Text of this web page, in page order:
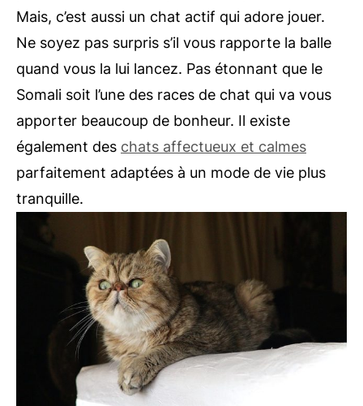
Mais, c’est aussi un chat actif qui adore jouer.
Ne soyez pas surpris s’il vous rapporte la balle
quand vous la lui lancez. Pas étonnant que le
Somali soit l’une des races de chat qui va vous
apporter beaucoup de bonheur. Il existe
également des chats affectueux et calmes
parfaitement adaptées à un mode de vie plus
tranquille.